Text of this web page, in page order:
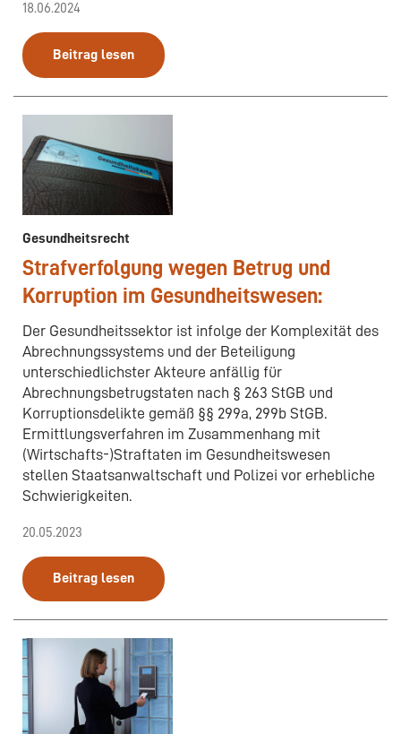
18.06.2024
Beitrag lesen
Gesundheitsrecht
Strafverfolgung wegen Betrug und
Korruption im Gesundheitswesen:
Der Gesundheitssektor ist infolge der Komplexität des
Abrechnungssystems und der Beteiligung
unterschiedlichster Akteure anfällig für
Abrechnungsbetrugstaten nach § 263 StGB und
Korruptionsdelikte gemäß §§ 299a, 299b StGB.
Ermittlungsverfahren im Zusammenhang mit
(Wirtschafts-)Straftaten im Gesundheitswesen
stellen Staatsanwaltschaft und Polizei vor erhebliche
Schwierigkeiten.
20.05.2023
Beitrag lesen